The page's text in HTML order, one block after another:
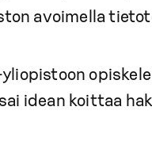
avoimella
idean koittaa